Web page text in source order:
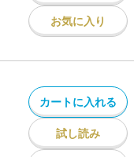
お気に入り
カートに入れる
試し読み